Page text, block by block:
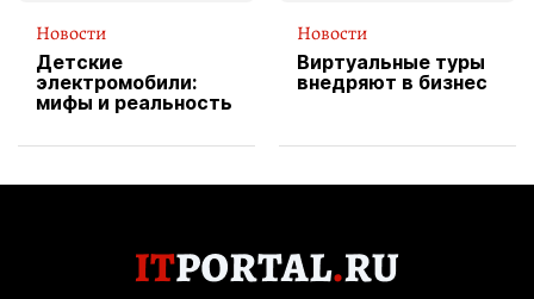
Новости
Детские
электромобили:
мифы и реальность
Новости
Виртуальные туры
внедряют в бизнес